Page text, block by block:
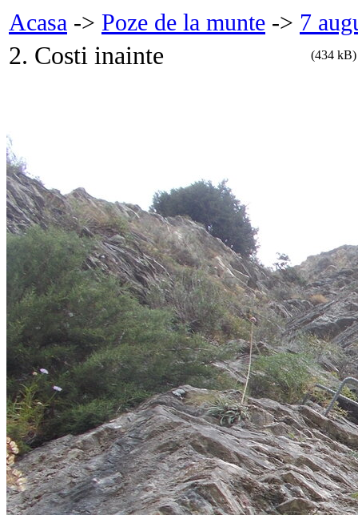
Acasa -> Poze de la munte -> 7
2. Costi inainte (434 kB)